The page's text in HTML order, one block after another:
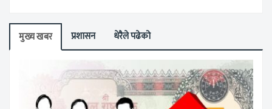
मुख्य खबर प्रशासन धेरैले पढेको